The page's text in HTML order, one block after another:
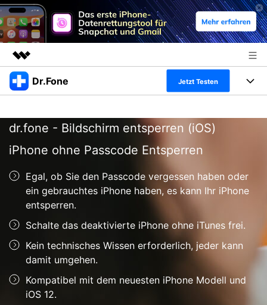
Top-Produkte
Dienstprogramme
Überblick
Lösungen
Presseraum
Support
Dr.Fone Jetzt Testen
Alles-in-einem-Toolkit
Full Toolkit anzeigen >
Lernen und Unterstützung
Ressourcen & Lernen
Hilfe und Unterstützung erhalten
Android 16 FRP-Umgehung
DOWNLOAD Anmelden
Suchen
dr.fone - Bildschirm entsperren (iOS)
iPhone ohne Passcode Entsperren
Egal, ob Sie den Passcode vergessen haben oder
ein gebrauchtes iPhone haben, es kann Ihr iPhone
entsperren.
Schalte das deaktivierte iPhone ohne iTunes frei.
Kein technisches Wissen erforderlich, jeder kann
damit umgehen.
Kompatibel mit dem neuesten iPhone Modell und
iOS 12.